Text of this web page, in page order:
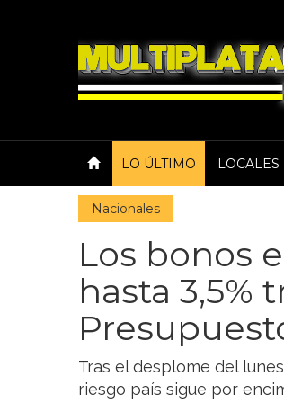
LO ÚLTIMO LOCALES
Nacionales
Los bonos
hasta 3,5%
Tras el desplome del
riesgo país sigue por